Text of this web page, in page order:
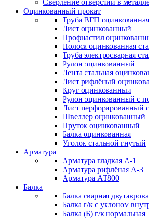
Сверление отверстий в металле
Оцинкованный прокат
Труба ВГП оцинкованная
Лист оцинкованный
Профнастил
Полоса оцинкованная
Труба электросварная
Рулон оцинкованный
Лента стальная
Лист рифлёный
Круг оцинкованный
Рулон оцинкованный с
Лист перфорированный
Швеллер оцинкованный
Пруток оцинкованный
Балка оцинкованная
Уголок стальной гнутый
Арматура
Арматура гладкая А-1
Арматура рифлёная А-3
Арматура АТ800
Балка
Балка сварная
Балка г/к с уклоном
Балка (Б) г/к нормальная